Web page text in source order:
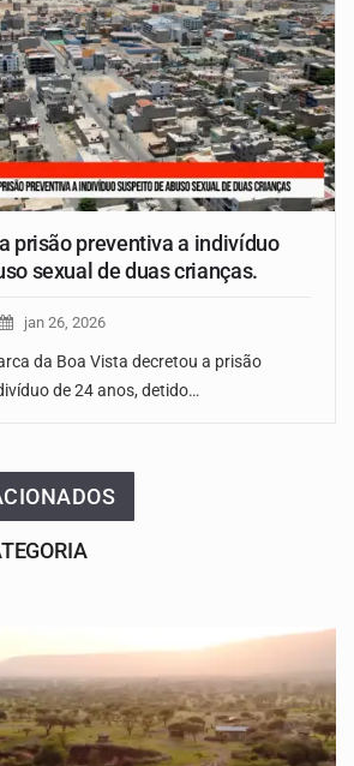
prisão preventiva a indivíduo
sexual de duas crianças.
jan 26, 2026
da Boa Vista decretou a prisão
de 24 anos, detido…